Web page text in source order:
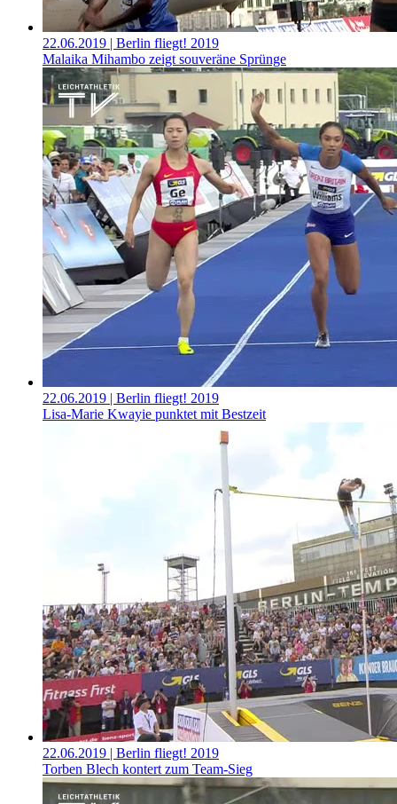
22.06.2019 | Berlin fliegt! 2019
Malaika Mihambo zeigt souveräne Sprünge
22.06.2019 | Berlin fliegt! 2019
Lisa-Marie Kwayie punktet mit Bestzeit
22.06.2019 | Berlin fliegt! 2019
Torben Blech kontert zum Team-Sieg